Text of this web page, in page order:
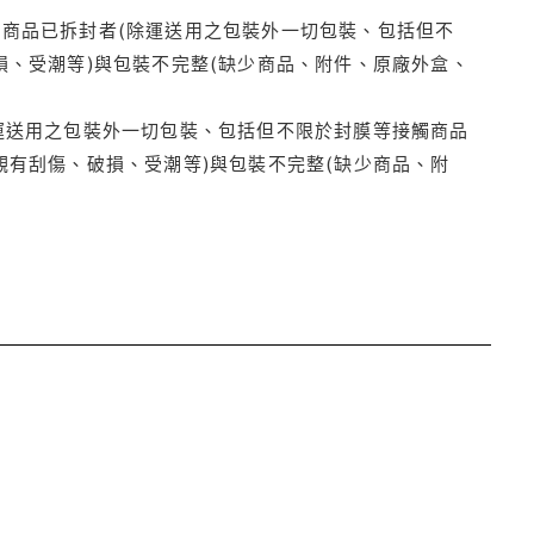
品已拆封者(除運送用之包裝外一切包裝、包括但不
受潮等)與包裝不完整(缺少商品、附件、原廠外盒、
用之包裝外一切包裝、包括但不限於封膜等接觸商品
刮傷、破損、受潮等)與包裝不完整(缺少商品、附